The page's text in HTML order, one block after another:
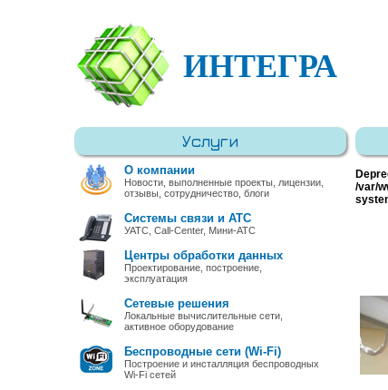
ИНТЕГРА
Услуги
О компании
Новости, выполненные проекты, лицензии,
отзывы, сотрудничество, блоги
Системы связи и АТС
УАТС, Call-Center, Мини-АТС
Центры обработки данных
Проектирование, построение,
эксплуатация
Сетевые решения
Локальные вычислительные сети,
активное оборудование
Беспроводные сети (Wi-Fi)
Построение и инсталляция беспроводных
Wi-Fi сетей
/var/